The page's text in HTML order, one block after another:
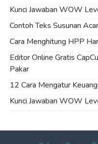
Kunci Jawaban WOW
Contoh Teks Susunan
Cara Menghitung HPP
Editor Online Gratis
Pakar
12 Cara Mengatur
Kunci Jawaban WOW